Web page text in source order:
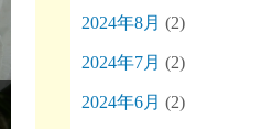
2024年8月 (2)
2024年7月 (2)
2024年6月 (2)